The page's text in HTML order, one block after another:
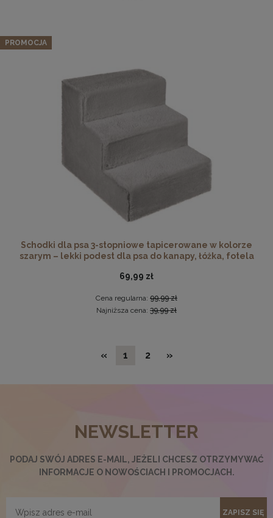
Twarda podkładka korkowa z nadrukiem w rozmiarze
32,99 zł
Schodki dla psa 3-stopniowe tapicerowane w kolorze
szarym – lekki podest dla psa do kanapy, łóżka, fotela
69,99 zł
Cena regularna: 99,99 zł
Najniższa cena: 39,99 zł
PROMOCJA
« 1 2 »
NEWSLETTER
PODAJ SWÓJ ADRES E-MAIL, JEŻELI CHCESZ OTRZYMYWAĆ
INFORMACJE O NOWOŚCIACH I PROMOCJACH.
ZAPISZ SIĘ